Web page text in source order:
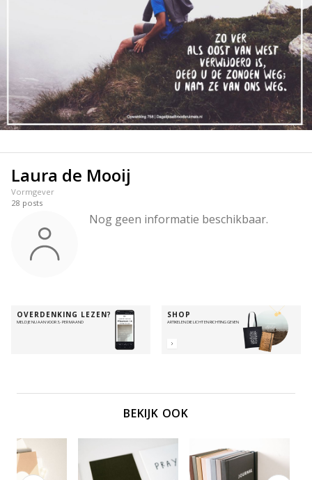
Laura de Mooij
Vormgever
28 posts
Nog geen informatie beschikbaar.
OVERDENKING LEZEN?
MELD JE NU AAN VOOR 3,- PER MAAND
SHOP
ARTIKELEN DIE LICHT EN RICHTING GEVEN
BEKIJK OOK